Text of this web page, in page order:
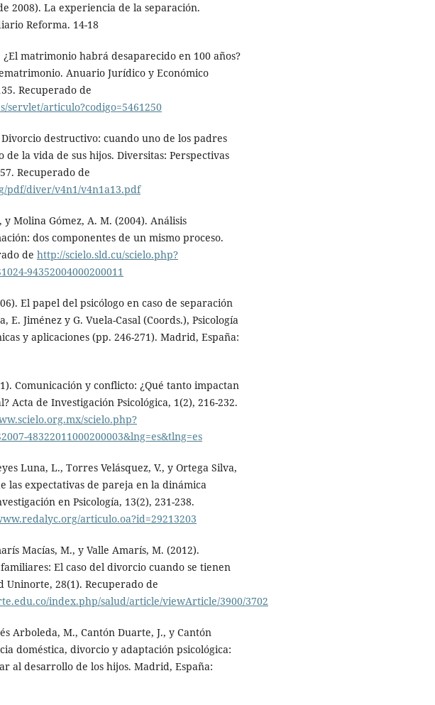
2008). La experiencia de la separación.
Reforma. 14-18
¿El matrimonio habrá desaparecido en 100 años?
Anuario Jurídico y Económico
Recuperado de
servlet/articulo?codigo=5461250
Divorcio destructivo: cuando uno de los padres
la vida de sus hijos. Diversitas: Perspectivas
Recuperado de
pdf/diver/v4n1/v4n1a13.pdf
y Molina Gómez, A. M. (2004). Análisis
dos componentes de un mismo proceso.
de http://scielo.sld.cu/scielo.php?
94352004000200011
El papel del psicólogo en caso de separación
E. Jiménez y G. Vuela-Casal (Coords.), Psicología
y aplicaciones (pp. 246-271). Madrid, España:
Comunicación y conflicto: ¿Qué tanto impactan
Acta de Investigación Psicológica, 1(2), 216-232.
scielo.php?
48322011000200003&lng=es&tlng=es
Luna, L., Torres Velásquez, V., y Ortega Silva,
las expectativas de pareja en la dinámica
en Psicología, 13(2), 231-238.
articulo.oa?id=29213203
Macías, M., y Valle Amarís, M. (2012).
El caso del divorcio cuando se tienen
Uninorte, 28(1). Recuperado de
index.php/salud/article/viewArticle/3900/3702
Arboleda, M., Cantón Duarte, J., y Cantón
doméstica, divorcio y adaptación psicológica:
al desarrollo de los hijos. Madrid, España: